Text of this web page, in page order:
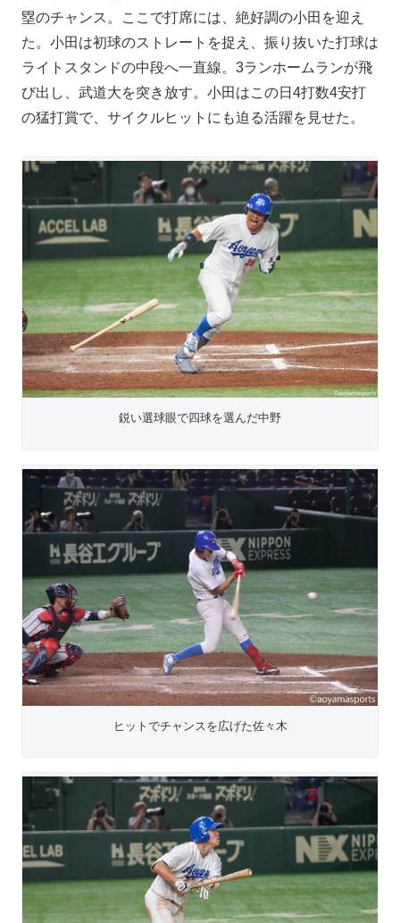
塁のチャンス。ここで打席には、絶好調の小田を迎え
た。小田は初球のストレートを捉え、振り抜いた打球は
ライトスタンドの中段へ一直線。3ランホームランが飛
び出し、武道大を突き放す。小田はこの日4打数4安打
の猛打賞で、サイクルヒットにも迫る活躍を見せた。
鋭い選球眼で四球を選んだ中野
ヒットでチャンスを広げた佐々木